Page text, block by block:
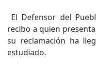
El Defensor del
recibo a quien
su reclamación ha
estudiado.